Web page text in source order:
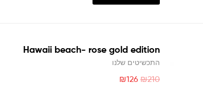
Hawaii beach- rose gold edition
התכשיטים שלנו
₪210
₪126